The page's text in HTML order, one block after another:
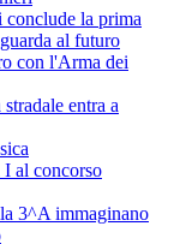
conclude la prima
al futuro
con l'Arma dei
entra a
al concorso
3^A immaginano